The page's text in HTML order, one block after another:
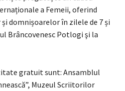
a Femeii, oferind
domnișoarelor în zilele de 7 și
Brâncovenesc Potlogi şi la
gratuit sunt: Ansamblul
Muzeul Scriitorilor